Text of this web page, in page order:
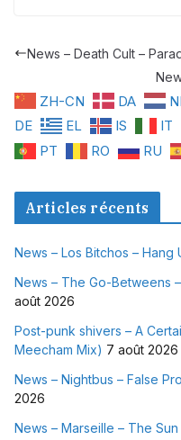
News – Death Cult –
ZH-CN DA
DE
EL IS IT
PT
RO RU
Articles récents
News – Los Bitchos – Hang
News – The Go-Betweens
août 2026
Post-punk shivers – A
Meecham Mix) 7 août 2026
News – Nightbus – False
2026
News – Marseille – The